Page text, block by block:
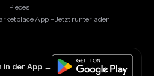
Pieces
App – Jetzt runterladen!
in der App →